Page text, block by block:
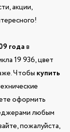
акции,
годав
19 936, цвет
Чтобы купить
оформить
любым
пожалуйста,